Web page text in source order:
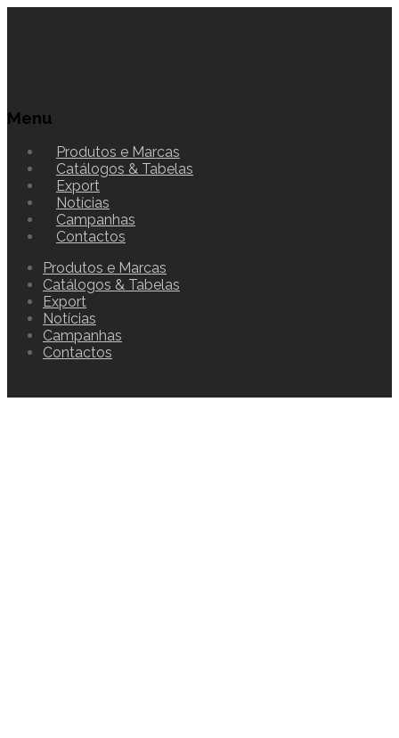
Menu
Produtos e Marcas
Catálogos & Tabelas
Export
Notícias
Campanhas
Contactos
Produtos e Marcas
Catálogos & Tabelas
Export
Notícias
Campanhas
Contactos